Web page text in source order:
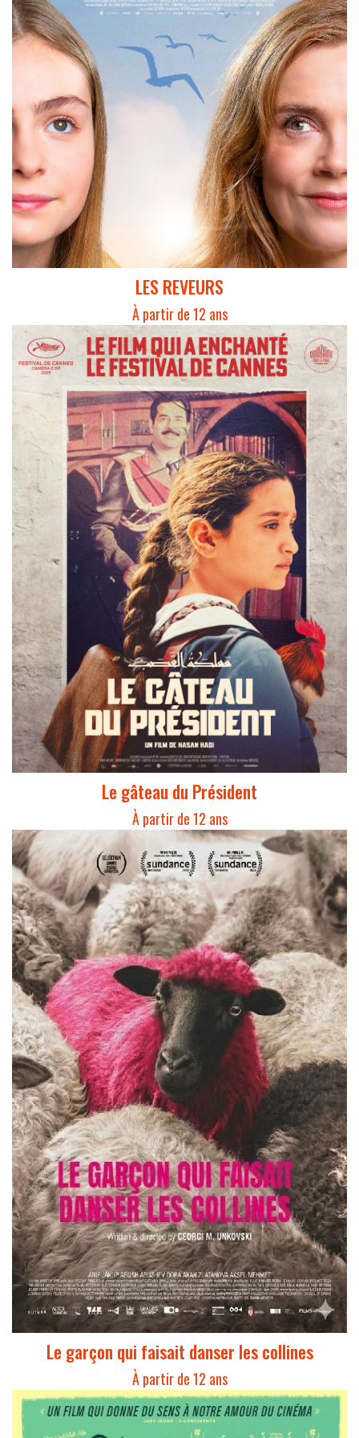
LES REVEURS
À partir de 12 ans
Le gâteau du Président
À partir de 12 ans
Le garçon qui faisait danser les collines
À partir de 12 ans